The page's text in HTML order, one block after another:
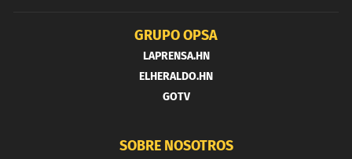
GRUPO OPSA
LAPRENSA.HN
ELHERALDO.HN
GOTV
SOBRE NOSOTROS